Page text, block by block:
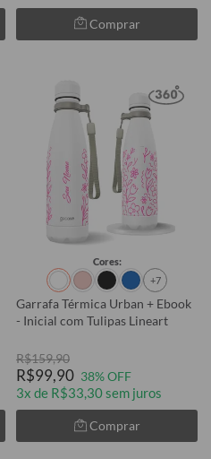
Comprar
Cores:
+7
Garrafa Térmica Urban + Ebook
- Inicial com Tulipas Lineart
R$159,90
R$99,90 38% OFF
3x de R$33,30 sem juros
Comprar